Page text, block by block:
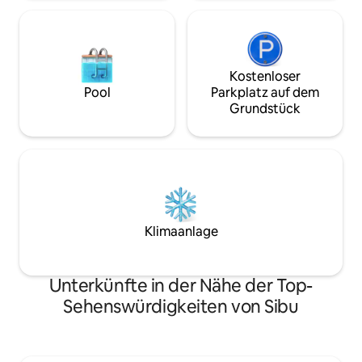
Pool
Kostenloser
Parkplatz auf dem
Grundstück
Klimaanlage
Unterkünfte in der Nähe der Top-
Sehenswürdigkeiten von Sibu